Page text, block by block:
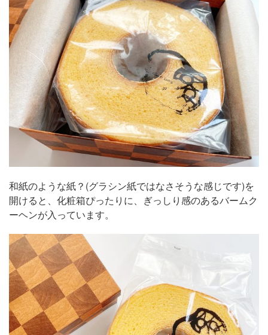
和紙のような紙？(グラシン紙ではなさそうな感じです)を
開けると、化粧箱ぴったりに、ぎっしり感のあるバームク
ーヘンが入っています。